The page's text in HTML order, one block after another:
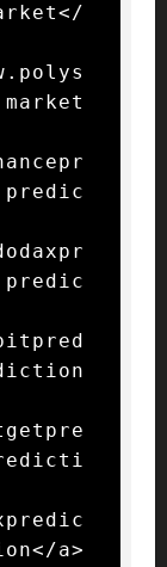
predic
predic
a>